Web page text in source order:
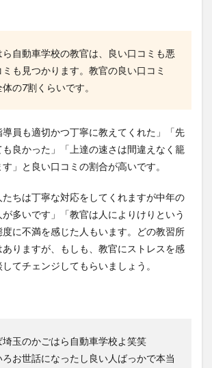
ら自動車学校の教官は、良い口コミも悪
ミも見つかります。教官の良い口コミ
の7割くらいです。
導員も適切かつ丁寧に教えてくれた」「先
良かった」「上達の速さは間違えなく籠
」と良い口コミの割合が高いです。
ちは丁寧な対応をしてくれますが中年の
多いです」「教官は人によりけりという
に不満を感じた人もいます。どの教習所
りますが、もしも、教官にストレスを感
てチェンジしてもらいましょう。
埼玉のかごはら自動車学校よ笑笑
ろお世話になったし良い人ばっかで本当